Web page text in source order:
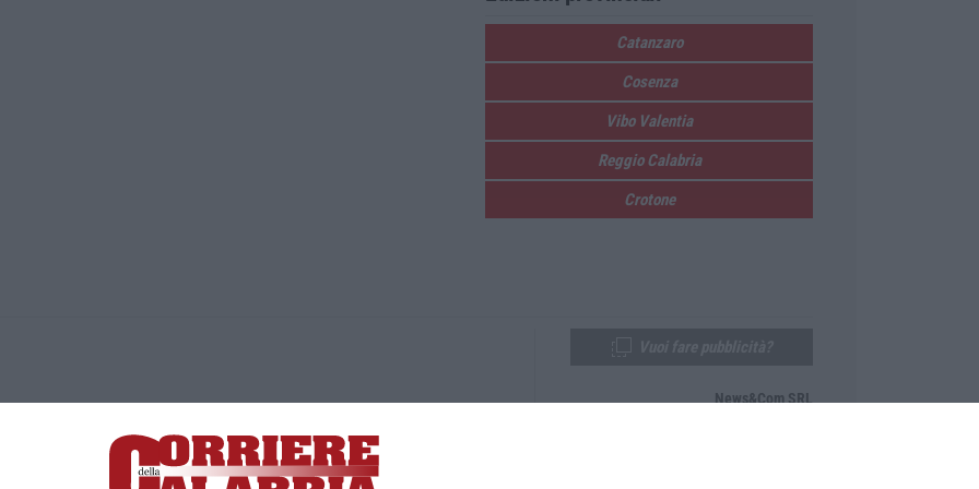
Catanzaro
Cosenza
Vibo Valentia
Reggio Calabria
Crotone
Lamezia Terme (CZ)
responsabile Paola Militano |Privacy
News&Com SRL